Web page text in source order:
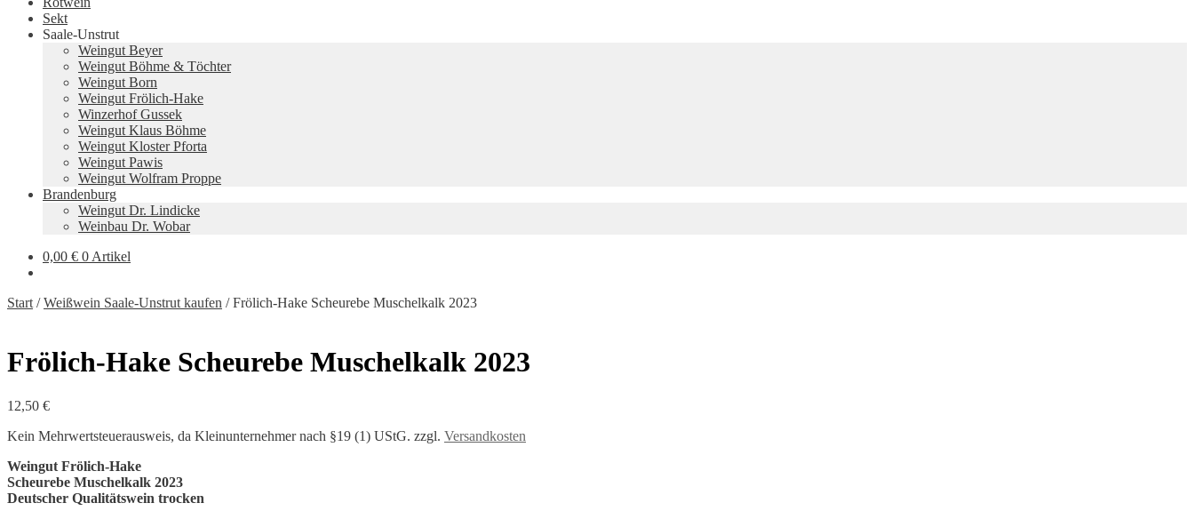
Sekt
Saale-Unstrut
Weingut Beyer
Weingut Böhme & Töchter
Weingut Born
Weingut Frölich-Hake
Winzerhof Gussek
Weingut Klaus Böhme
Weingut Kloster Pforta
Weingut Pawis
Weingut Wolfram Proppe
Brandenburg
Weingut Dr. Lindicke
Weinbau Dr. Wobar
0,00 € 0 Artikel
Start /Weißwein Saale-Unstrut kaufen /Frölich-Hake Scheurebe Muschelkalk 2023
Frölich-Hake Scheurebe Muschelkalk 2023
12,50 €
Kein Mehrwertsteuerausweis, da Kleinunternehmer nach §19 (1) UStG. zzgl. Versandkosten
Weingut Frölich-Hake
Scheurebe Muschelkalk 2023
Deutscher Qualitätswein trocken